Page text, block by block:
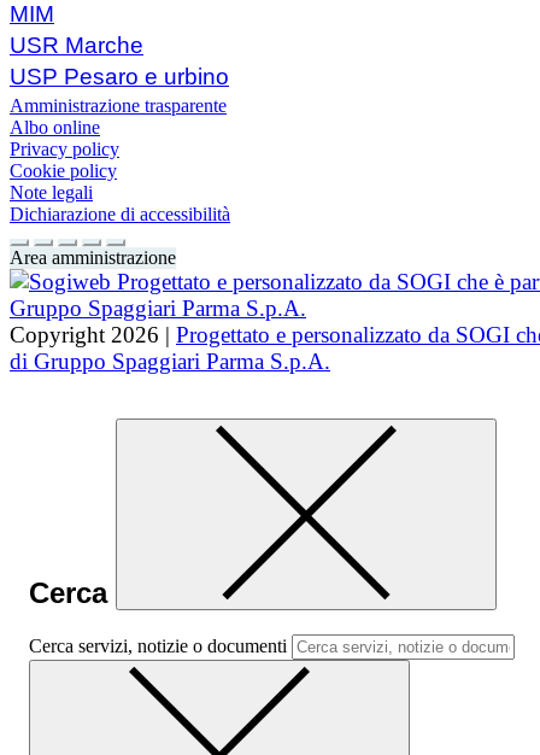
MIM
USR Marche
USP Pesaro e urbino
Amministrazione trasparente
Albo online
Privacy policy
Cookie policy
Note legali
Dichiarazione di accessibilità
Area amministrazione
Copyright 2026 | Progettato e personalizzato da SOGI
di Gruppo Spaggiari Parma S.p.A.
Cerca
Cerca servizi, notizie o documenti